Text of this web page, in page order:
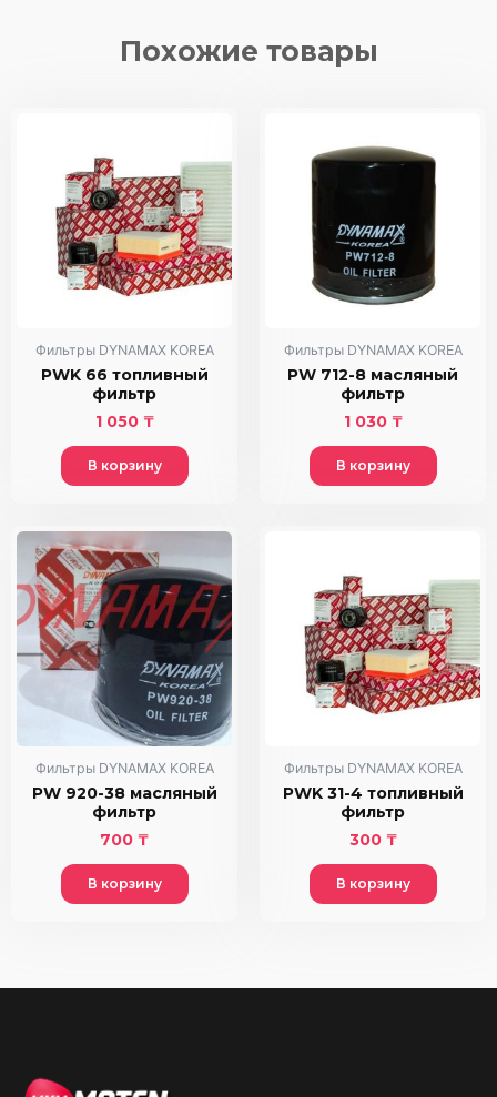
Похожие товары
Фильтры DYNAMAX KOREA
PWK 66 топливный
фильтр
1 050 ₸
В корзину
Фильтры DYNAMAX KOREA
PW 712-8 масляный
фильтр
1 030 ₸
В корзину
Фильтры DYNAMAX KOREA
PW 920-38 масляный
фильтр
700 ₸
В корзину
Фильтры DYNAMAX KOREA
PWK 31-4 топливный
фильтр
300 ₸
В корзину